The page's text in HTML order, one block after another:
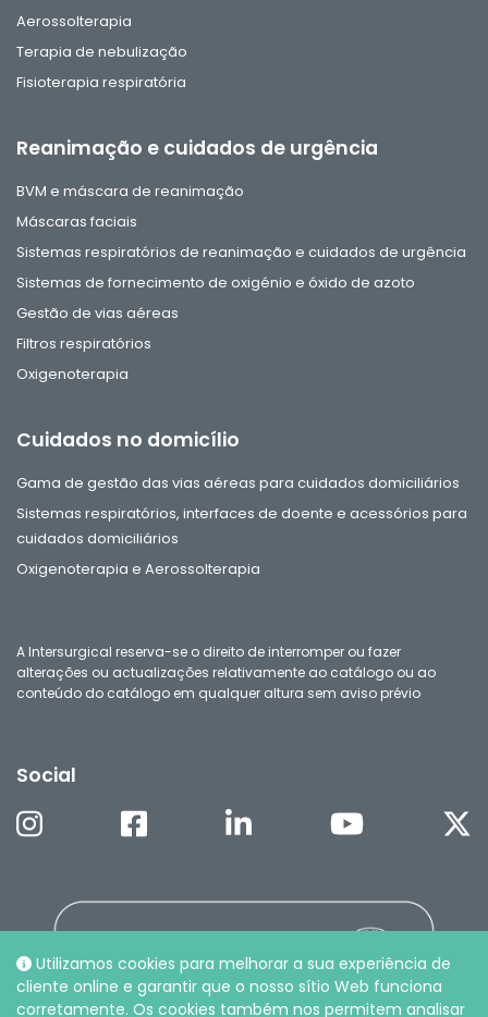
Utilizamos cookies para melhorar a sua experiência de
cliente online e garantir que o nosso sítio Web funciona
corretamente. Os cookies também nos permitem analisar
Aerossolterapia
Terapia de nebulização
Fisioterapia respiratória
Reanimação e cuidados de urgência
BVM e máscara de reanimação
Máscaras faciais
Sistemas respiratórios de reanimação e cuidados de urgência
Sistemas de fornecimento de oxigénio e óxido de azoto
Gestão de vias aéreas
Filtros respiratórios
Oxigenoterapia
Cuidados no domicílio
Gama de gestão das vias aéreas para cuidados domiciliários
Sistemas respiratórios, interfaces de doente e acessórios para
cuidados domiciliários
Oxigenoterapia e Aerossolterapia
A Intersurgical reserva-se o direito de interromper ou fazer
alterações ou actualizações relativamente ao catálogo ou ao
conteúdo do catálogo em qualquer altura sem aviso prévio
Social